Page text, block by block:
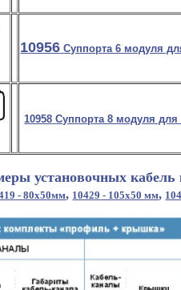
10956 Суппорта 6 модуля
10958 Суппорта 8 модуля
установочных
- 80x50мм, 10429 - 105х50 мм,